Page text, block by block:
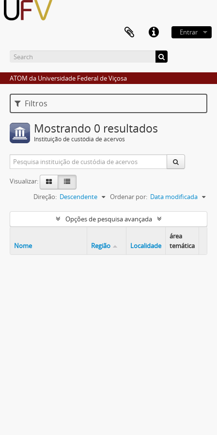
Entrar
ATOM da Universidade Federal de Viçosa
Filtros
Mostrando 0 resultados
Instituição de custódia de acervos
Visualizar:
Ordenar por: Data modificada
Direção: Descendente
Opções de pesquisa avançada
Nome Região Localidade
área
temática